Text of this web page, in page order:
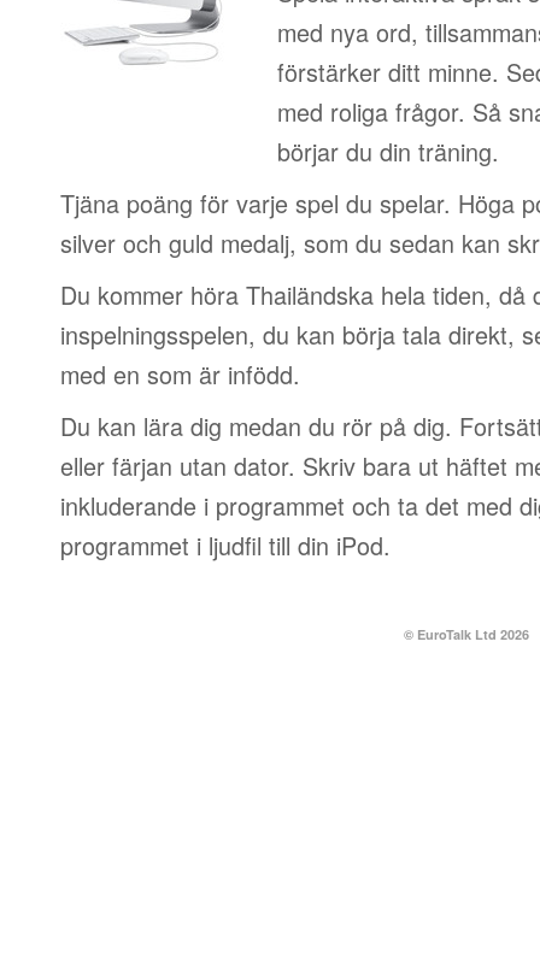
med nya ord,
förstärker ditt minne.
med roliga frågor. Så
börjar du din träning.
Tjäna poäng för varje spel du spelar. Höga
silver och guld medalj, som du sedan kan
Du kommer höra Thailändska hela tiden, då
inspelningsspelen, du kan börja tala direkt,
med en som är infödd.
Du kan lära dig medan du rör på dig.
eller färjan utan dator. Skriv bara ut häftet
inkluderande i programmet och ta det med
programmet i ljudfil till din iPod.
© EuroTalk Ltd 2026